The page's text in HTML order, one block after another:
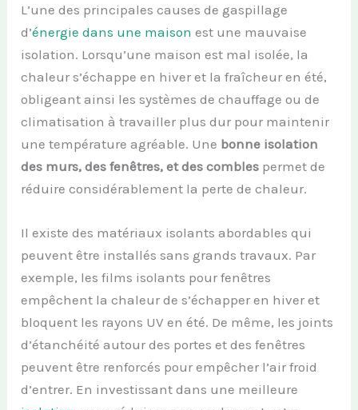
L’une des principales causes de gaspillage
d’énergie dans une maison est une mauvaise
isolation. Lorsqu’une maison est mal isolée, la
chaleur s’échappe en hiver et la fraîcheur en été,
obligeant ainsi les systèmes de chauffage ou de
climatisation à travailler plus dur pour maintenir
une température agréable. Une bonne isolation
des murs, des fenêtres, et des combles permet de
réduire considérablement la perte de chaleur.
Il existe des matériaux isolants abordables qui
peuvent être installés sans grands travaux. Par
exemple, les films isolants pour fenêtres
empêchent la chaleur de s’échapper en hiver et
bloquent les rayons UV en été. De même, les joints
d’étanchéité autour des portes et des fenêtres
peuvent être renforcés pour empêcher l’air froid
d’entrer. En investissant dans une meilleure